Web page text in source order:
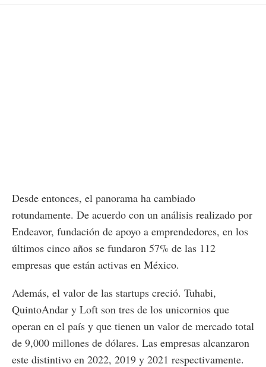
Desde entonces, el panorama ha cambiado
rotundamente. De acuerdo con un análisis realizado por
Endeavor, fundación de apoyo a emprendedores, en los
últimos cinco años se fundaron 57% de las 112
empresas que están activas en México.
Además, el valor de las startups creció. Tuhabi,
QuintoAndar y Loft son tres de los unicornios que
operan en el país y que tienen un valor de mercado total
de 9,000 millones de dólares. Las empresas alcanzaron
este distintivo en 2022, 2019 y 2021 respectivamente.